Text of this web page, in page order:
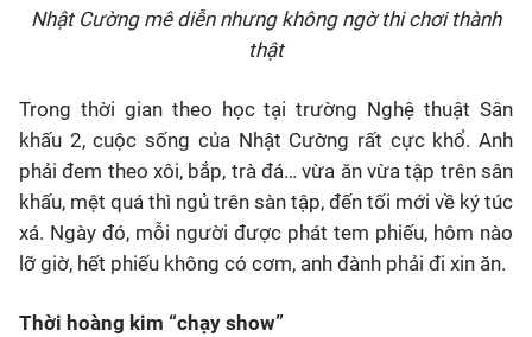
Nhật Cường mê diễn nhưng không ngờ thi chơi thành
thật
Trong thời gian theo học tại trường Nghệ thuật Sân
khấu 2, cuộc sống của Nhật Cường rất cực khổ. Anh
phải đem theo xôi, bắp, trà đá… vừa ăn vừa tập trên sân
khấu, mệt quá thì ngủ trên sàn tập, đến tối mới về ký túc
xá. Ngày đó, mỗi người được phát tem phiếu, hôm nào
lỡ giờ, hết phiếu không có cơm, anh đành phải đi xin ăn.
Thời hoàng kim “chạy show”